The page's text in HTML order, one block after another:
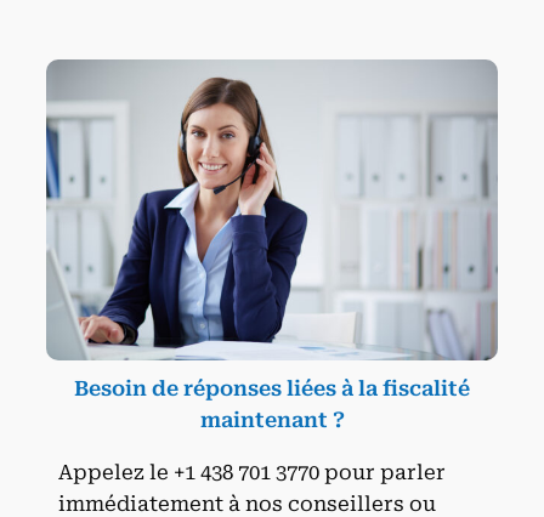
Besoin de réponses liées à la fiscalité
maintenant ?
Appelez le +1 438 701 3770 pour parler
immédiatement à nos conseillers ou